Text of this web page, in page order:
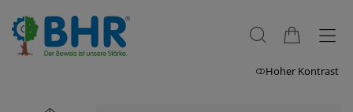
Hoher Kontrast